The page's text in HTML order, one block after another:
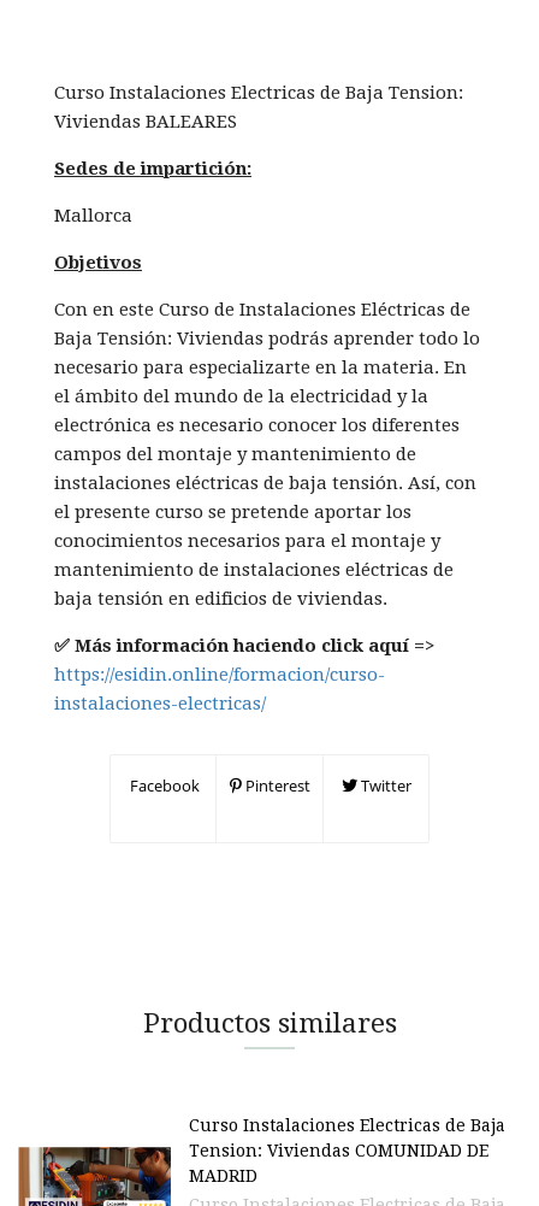
Curso Instalaciones Electricas de Baja Tension:
Viviendas BALEARES
Sedes de impartición:
Mallorca
Objetivos
Con en este Curso de Instalaciones Eléctricas de
Baja Tensión: Viviendas podrás aprender todo lo
necesario para especializarte en la materia. En
el ámbito del mundo de la electricidad y la
electrónica es necesario conocer los diferentes
campos del montaje y mantenimiento de
instalaciones eléctricas de baja tensión. Así, con
el presente curso se pretende aportar los
conocimientos necesarios para el montaje y
mantenimiento de instalaciones eléctricas de
baja tensión en edificios de viviendas.
✅ Más información haciendo click aquí =>
https://esidin.online/formacion/curso-
instalaciones-electricas/
Facebook Pinterest Twitter
Productos similares
Curso Instalaciones Electricas de Baja
Tension: Viviendas COMUNIDAD DE
MADRID